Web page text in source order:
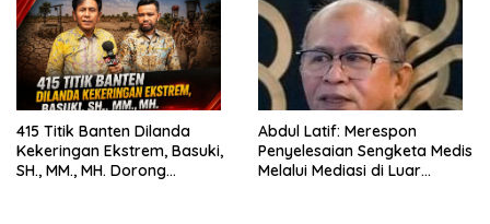
415 Titik Banten Dilanda
Kekeringan Ekstrem, Basuki,
SH., MM., MH. Dorong
Abdul Latif: Merespon
Penyelesaian Sengketa Medis
Melalui Mediasi di Luar